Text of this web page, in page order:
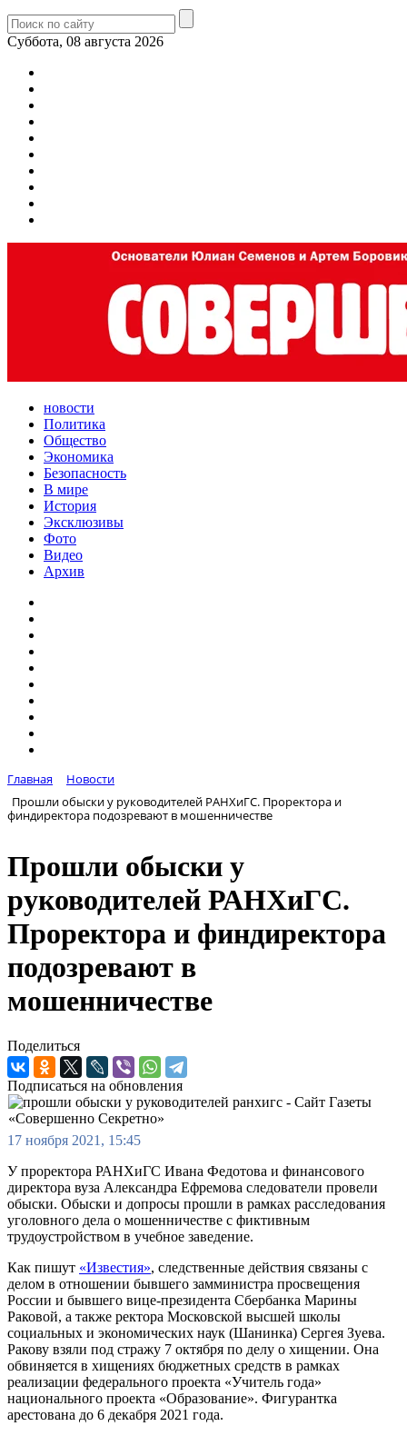
Суббота, 08 августа 2026
новости
Политика
Общество
Экономика
Безопасность
В мире
История
Эксклюзивы
Фото
Видео
Архив
Главная
Новости
Прошли обыски у руководителей РАНХиГС. Проректора и
финдиректора подозревают в мошенничестве
Прошли обыски у
руководителей РАНХиГС.
Проректора и финдиректора
подозревают в
мошенничестве
Поделиться
Подписаться на обновления
17 ноября 2021, 15:45
У проректора РАНХиГС Ивана Федотова и финансового
директора вуза Александра Ефремова следователи провели
обыски. Обыски и допросы прошли в рамках расследования
уголовного дела о мошенничестве с фиктивным
трудоустройством в учебное заведение.
Как пишут «Известия», следственные действия связаны с
делом в отношении бывшего замминистра просвещения
России и бывшего вице-президента Сбербанка Марины
Раковой, а также ректора Московской высшей школы
социальных и экономических наук (Шанинка) Сергея Зуева.
Ракову взяли под стражу 7 октября по делу о хищении. Она
обвиняется в хищениях бюджетных средств в рамках
реализации федерального проекта «Учитель года»
национального проекта «Образование». Фигурантка
арестована до 6 декабря 2021 года.